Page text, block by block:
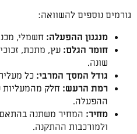
גורמים נוספים להשוואה:
מנגנון ההפעלה: חשמלי,
חומר הגלם: עץ, מתכת,
שונה.
גודל המסך המרבי: כל
רמת הרעש: חלק מהמעליות
ההפעלה.
מחיר: המחיר משתנה בהתאם
ולמורכבות ההתקנה.